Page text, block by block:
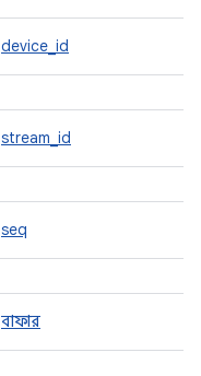
device_id
stream_id
seq
বাফার